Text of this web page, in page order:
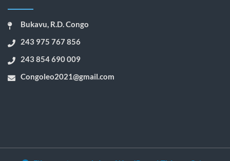
Bukavu, R.D. Congo
243 975 767 856
243 854 690 009
Congoleo2021@gmail.com